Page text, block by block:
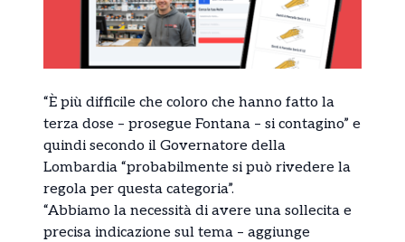
“È più difficile che coloro che hanno fatto la
terza dose – prosegue Fontana – si contagino” e
quindi secondo il Governatore della
Lombardia “probabilmente si può rivedere la
regola per questa categoria”.
“Abbiamo la necessità di avere una sollecita e
precisa indicazione sul tema – aggiunge